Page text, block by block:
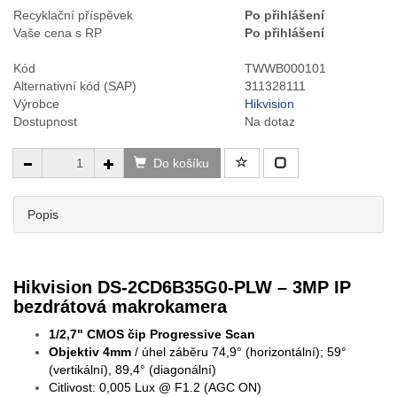
Recyklační příspěvek
Po přihlášení
Vaše cena s RP
Po přihlášení
Kód
TWWB000101
Alternativní kód (SAP)
311328111
Výrobce
Hikvision
Dostupnost
Na dotaz
Do košíku
Popis
Hikvision DS-2CD6B35G0-PLW – 3MP IP
bezdrátová makrokamera
1/2,7" CMOS čip Progressive Scan
Objektiv 4mm / úhel záběru 74,9° (horizontální); 59°
(vertikální), 89,4° (diagonální)
Citlivost: 0,005 Lux @ F1.2 (AGC ON)